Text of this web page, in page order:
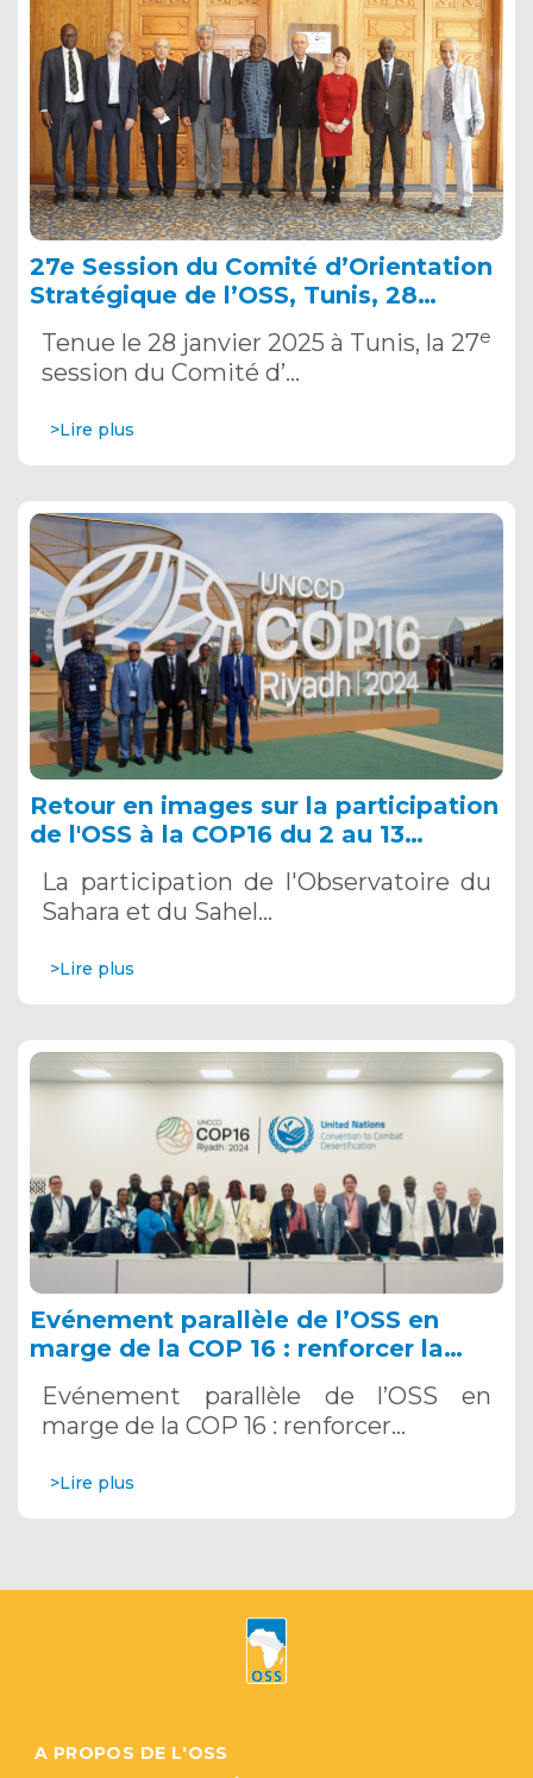
27e Session du Comité d’Orientation
Stratégique de l’OSS, Tunis, 28
Tenue le 28 janvier 2025 à Tunis, la 27e
session du Comité d’…
>Lire plus
Retour en images sur la participation
de l'OSS à la COP16 du 2 au 13
Saoudite
La participation de l'Observatoire du
Sahara et du Sahel…
>Lire plus
Evénement parallèle de l’OSS en
marge de la COP 16 : renforcer la
Systèmes d’Alerte Précoce
Multirisques. 12 décembre 2024
Evénement parallèle de l’OSS en
marge de la COP 16 : renforcer…
>Lire plus
A PROPOS DE L'OSS